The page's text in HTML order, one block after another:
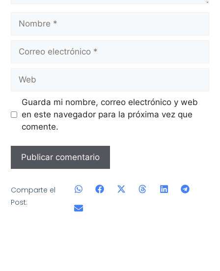
Guarda mi nombre, correo electrónico y web
en este navegador para la próxima vez que
comente.
Comparte el
Post: